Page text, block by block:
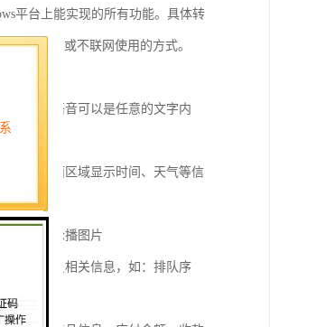
平台上能实现的所有功能。具体转
具备联网或不联网使用的方式。
播报的语音可以是任意的文字内
终端界面区域显示时间、天气等信
视频或轮播图片
办事人员相关信息，如：排队序